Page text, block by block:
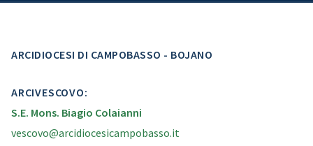
ARCIDIOCESI DI CAMPOBASSO - BOJANO
ARCIVESCOVO:
S.E. Mons. Biagio Colaianni
vescovo@arcidiocesicampobasso.it